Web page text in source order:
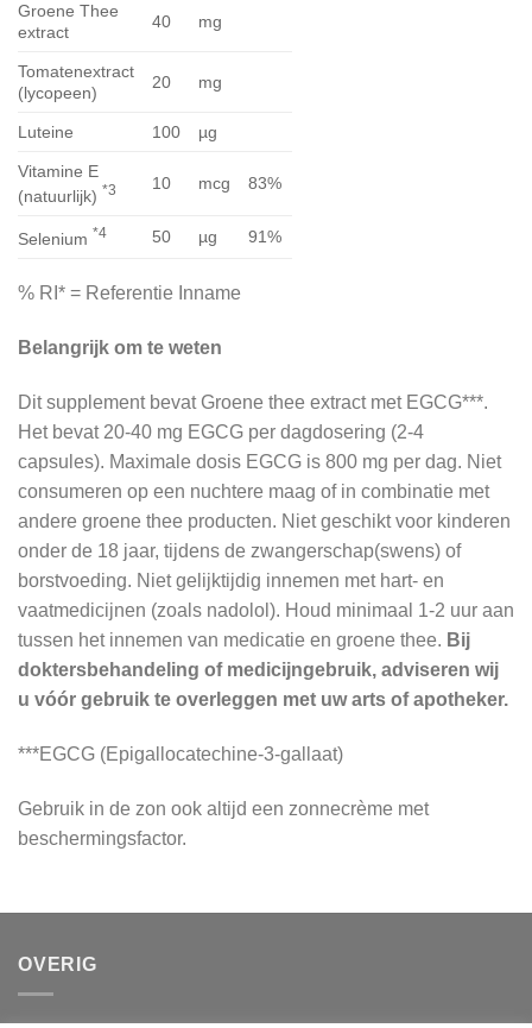
Groene Thee
extract
40 mg
Tomatenextract
(lycopeen)
20 mg
Luteine 100 µg
Vitamine E
(natuurlijk) *3 10 mcg 83%
Selenium *4 50 µg 91%
% RI* = Referentie Inname
Belangrijk om te weten
Dit supplement bevat Groene thee extract met EGCG***.
Het bevat 20-40 mg EGCG per dagdosering (2-4
capsules). Maximale dosis EGCG is 800 mg per dag. Niet
consumeren op een nuchtere maag of in combinatie met
andere groene thee producten. Niet geschikt voor kinderen
onder de 18 jaar, tijdens de zwangerschap(swens) of
borstvoeding. Niet gelijktijdig innemen met hart‐ en
vaatmedicijnen (zoals nadolol). Houd minimaal 1‐2 uur aan
tussen het innemen van medicatie en groene thee. Bij
doktersbehandeling of medicijngebruik, adviseren wij
u vóór gebruik te overleggen met uw arts of apotheker.
***EGCG (Epigallocatechine‐3‐gallaat)
Gebruik in de zon ook altijd een zonnecrème met
beschermingsfactor.
OVERIG